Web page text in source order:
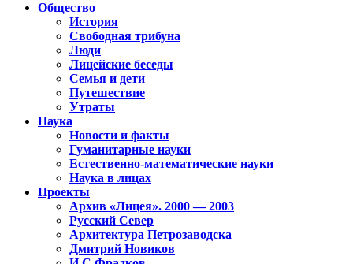
Общество
История
Свободная трибуна
Люди
Лицейские беседы
Семья и дети
Путешествие
Утраты
Наука
Новости и факты
Гуманитарные науки
Естественно-математические науки
Наука в лицах
Проекты
Архив «Лицея». 2000 — 2003
Русский Север
Архитектура Петрозаводска
Дмитрий Новиков